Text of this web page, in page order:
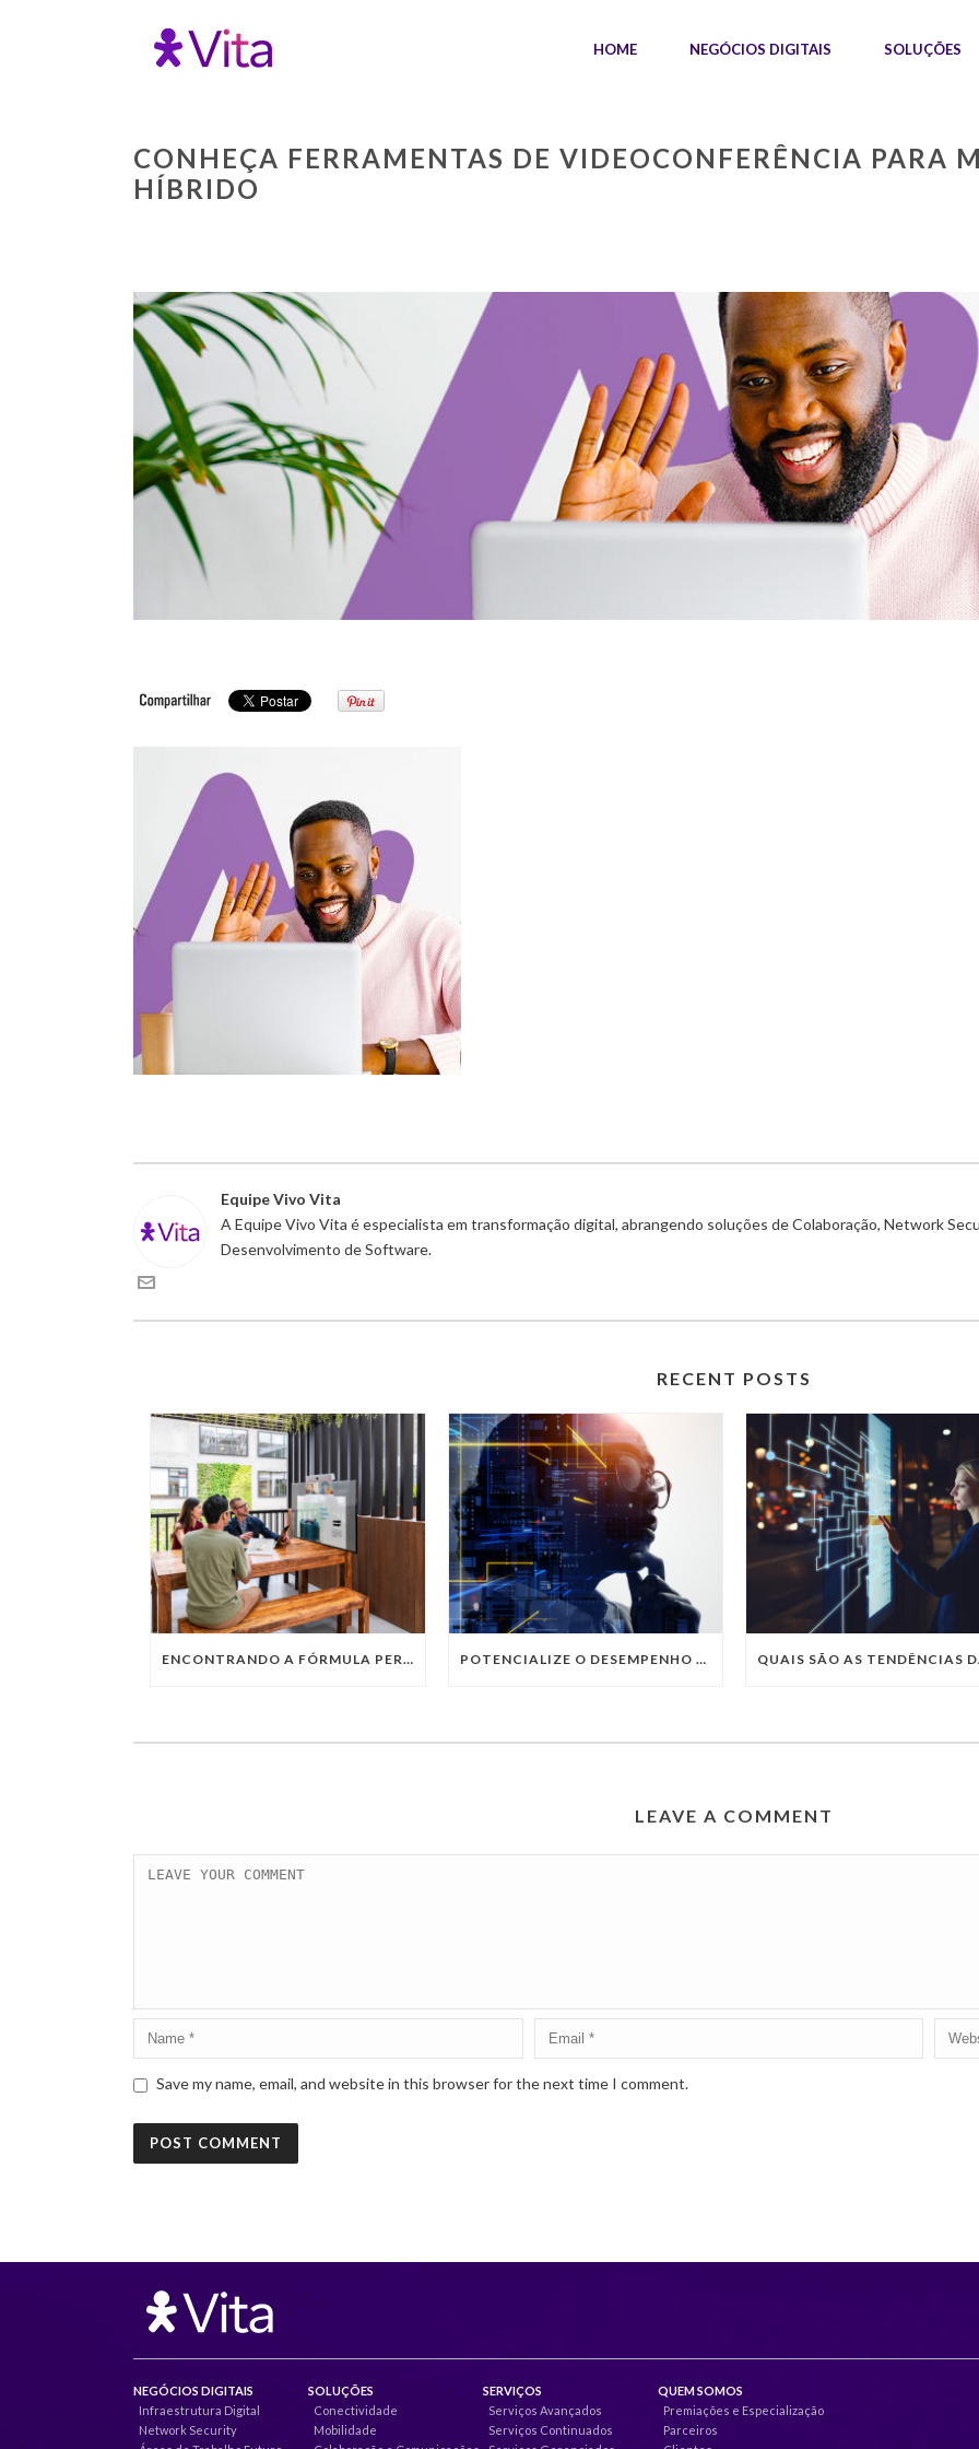
HOME NEGÓCIOS DIGITAIS SOLUÇÕES
CONHEÇA FERRAMENTAS DE VIDEOCONFERÊNCIA PARA
HÍBRIDO
Equipe Vivo Vita
A Equipe Vivo Vita é especialista em transformação digital, abrangendo soluções de Colaboração, Network
Desenvolvimento de Software.
RECENT POSTS
ENCONTRANDO A FÓRMULA PERFEITA: TRABALHO PRESENCIAL, HOME OFFICE OU TRABALHO HÍBRIDO? POTENCIALIZE O DESEMPENHO DA SUA EMPRESA COM OS SERVIÇOS DE TI DA VIVO VITA
LEAVE A COMMENT
Save my name, email, and website in this browser for the next time I comment.
NEGÓCIOS DIGITAIS
Infraestrutura Digital
Network Security
SOLUÇÕES
Conectividade
Mobilidade
SERVIÇOS
Serviços Avançados
Serviços Continuados
QUEM SOMOS
Premiações e Especialização
Parceiros